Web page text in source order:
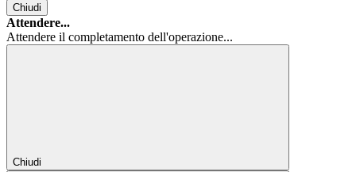
Chiudi
Attendere...
Attendere il completamento dell'operazione...
Chiudi